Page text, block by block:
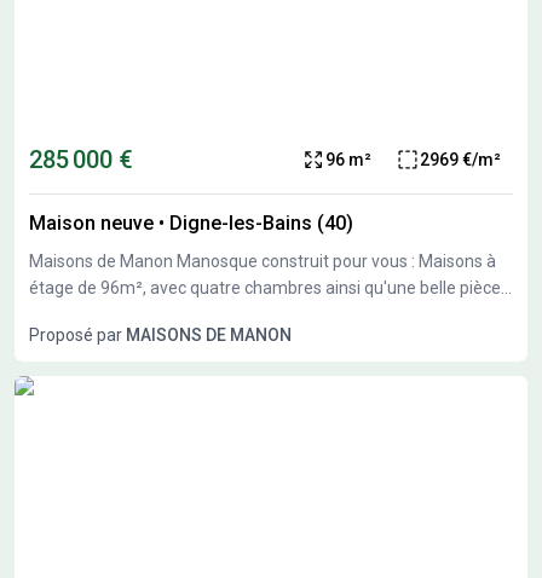
285 000 € 96 m² 2969 €/m²
Maison neuve • Digne-les-Bains (40)
Maisons de Manon Manosque construit pour vous : Maisons à
étage de 96m², avec quatre chambres ainsi qu'une belle pièce
exposition et répondant à la Règlementation Environnementale
votre consommation d'énergie. Pour plus de renseignements
Proposé par MAISONS DE MANON